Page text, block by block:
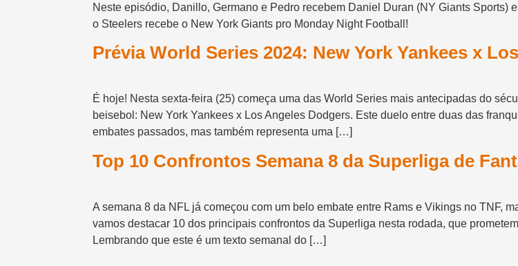
Neste episódio, Danillo, Germano e Pedro recebem Daniel Duran (NY Giants Sports)
o Steelers recebe o New York Giants pro Monday Night Football!
Prévia World Series 2024: New York Yankees x
É hoje! Nesta sexta-feira (25) começa uma das World Series mais antecipadas do
beisebol: New York Yankees x Los Angeles Dodgers. Este duelo entre duas das
embates passados, mas também representa uma […]
Top 10 Confrontos Semana 8 da Superliga de
A semana 8 da NFL já começou com um belo embate entre Rams e Vikings no TNF,
vamos destacar 10 dos principais confrontos da Superliga nesta rodada, que
Lembrando que este é um texto semanal do […]